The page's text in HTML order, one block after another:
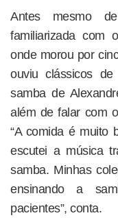
Antes mesmo
familiarizada com
onde morou por
ouviu clássicos
samba de
além de falar com
“A comida é muito
escutei a música
samba. Minhas
ensinando a
pacientes”, conta.